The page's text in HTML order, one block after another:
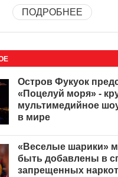
ПОДРОБНЕЕ
Остров Фукуок
«Поцелуй моря» -
мультимедийное
в мире
«Веселые шарики»
быть добавлены в
запрещенных